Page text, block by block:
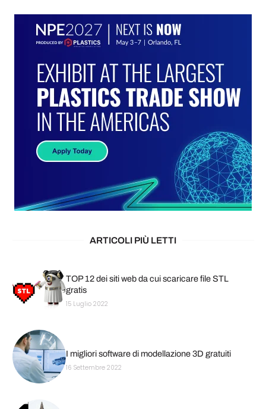
ARTICOLI PIÙ LETTI
TOP 12 dei siti web da cui scaricare file STL
gratis
15 Luglio 2022
I migliori software di modellazione 3D gratuiti
16 Settembre 2022